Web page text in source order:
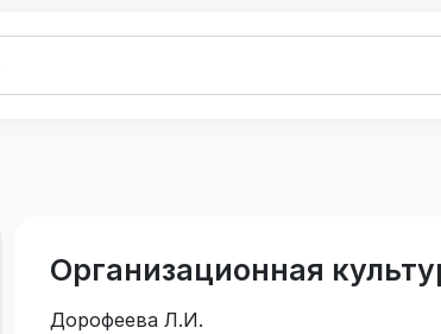
Организационная
Дорофеева Л.И.